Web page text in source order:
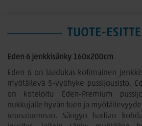
TUOTE-
Eden 6 jenkkisänky 160x200cm
Eden 6 on laadukas kotimainen
myötäilevä 5-vyöhyke pussijousisto.
on koteloitu Eden-Premium
nukkujalle hyvän tuen ja
reunatuennan. Sängyn hartian